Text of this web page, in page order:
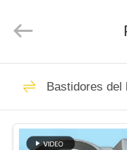
HOGAR
Forging
Factory.
de
Bastidores del